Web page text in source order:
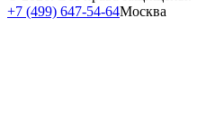
+7 (499) 647-54-64Москва